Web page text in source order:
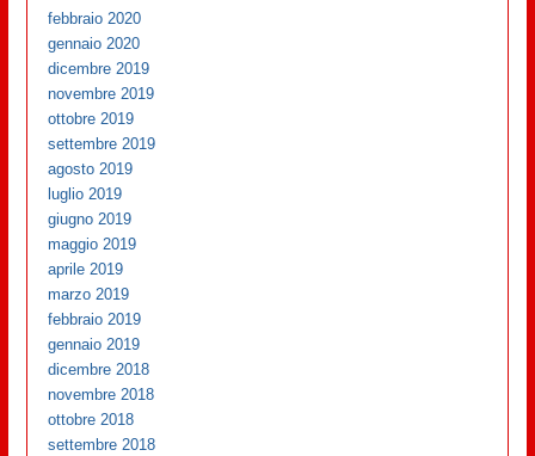
febbraio 2020
gennaio 2020
dicembre 2019
novembre 2019
ottobre 2019
settembre 2019
agosto 2019
luglio 2019
giugno 2019
maggio 2019
aprile 2019
marzo 2019
febbraio 2019
gennaio 2019
dicembre 2018
novembre 2018
ottobre 2018
settembre 2018